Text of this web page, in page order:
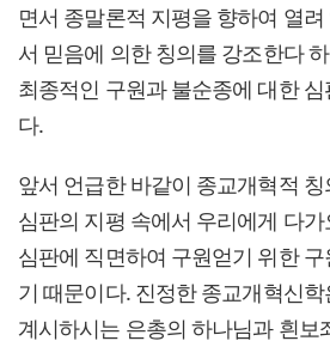
면서 종말론적 지평을 향하여 열
서 믿음에 의한 칭의를 강조한다
최종적인 구원과 불순종에 대한
다.
앞서 언급한 바같이 종교개혁적
심판의 지평 속에서 우리에게 다
심판에 직면하여 구원얻기 위한
기 때문이다. 진정한 종교개혁신
계시하시는 은총의 하나님과 흰보